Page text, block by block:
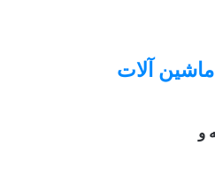
ماشین آلات
و